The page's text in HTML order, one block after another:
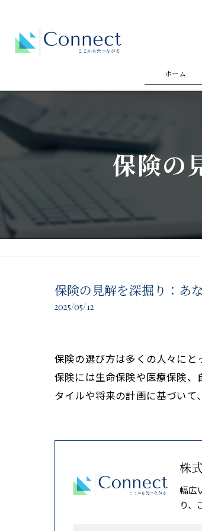
ホーム
保険の
保険の見解を深掘り：あ
2025/05/12
保険の選び方は多くの人々にと
保険には生命保険や医療保険
タイルや将来の計画に基づいて
株
幅広
り、